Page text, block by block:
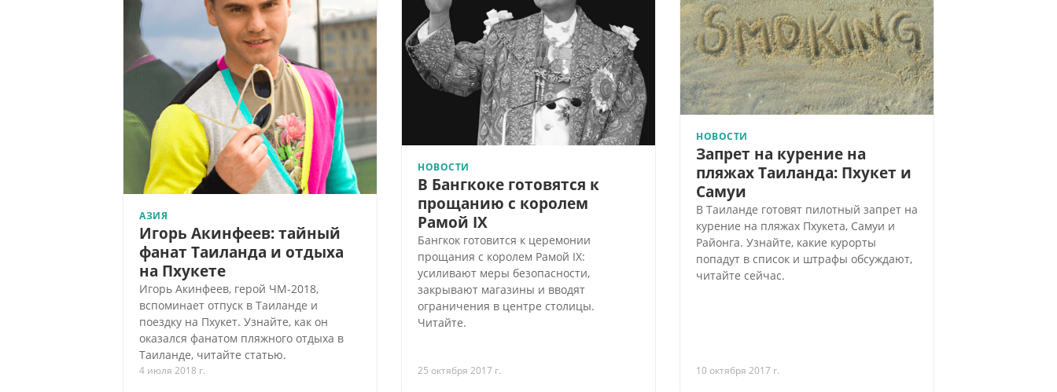
АЗИЯ
Игорь Акинфеев: тайный
фанат Таиланда и отдыха
на Пхукете
Игорь Акинфеев, герой ЧМ-2018,
вспоминает отпуск в Таиланде и
поездку на Пхукет. Узнайте, как он
оказался фанатом пляжного отдыха в
Таиланде, читайте статью.
4 июля 2018 г.
НОВОСТИ
В Бангкоке готовятся к
прощанию с королем
Рамой IX
Бангкок готовится к церемонии
прощания с королем Рамой IX:
усиливают меры безопасности,
закрывают магазины и вводят
ограничения в центре столицы.
Читайте.
25 октября 2017 г.
НОВОСТИ
Запрет на курение на
пляжах Таиланда: Пхукет и
Самуи
В Таиланде готовят пилотный запрет на
курение на пляжах Пхукета, Самуи и
Районга. Узнайте, какие курорты
попадут в список и штрафы обсуждают,
читайте сейчас.
10 октября 2017 г.